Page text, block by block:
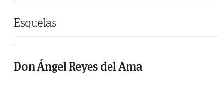
Esquelas
Don Ángel Reyes del Ama